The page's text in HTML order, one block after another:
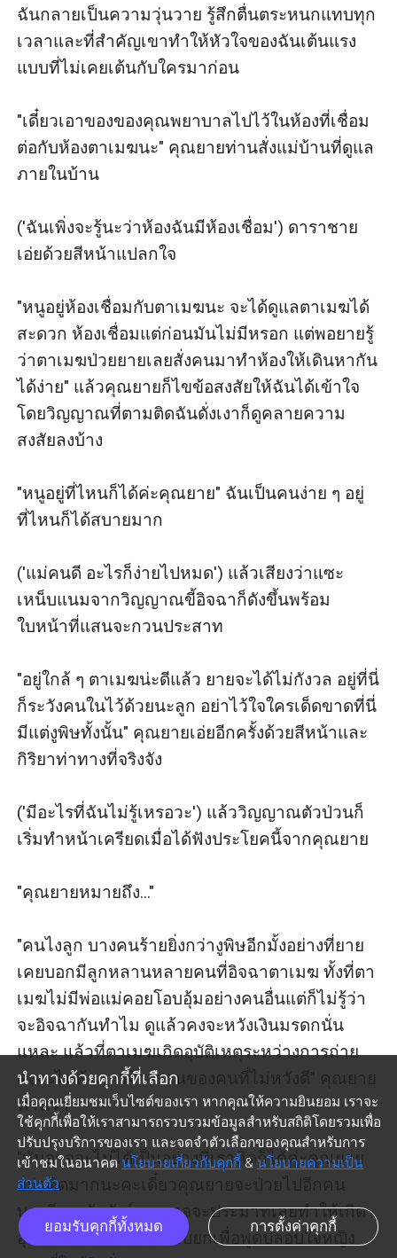
นำทางด้วยคุกกี้ที่เลือก
เมื่อคุณเยี่ยมชมเว็บไซต์ของเรา หากคุณให้ความยินยอม เราจะ
ใช้คุกกี้เพื่อให้เราสามารถรวบรวมข้อมูลสำหรับสถิติโดยรวมเพื่อ
ปรับปรุงบริการของเรา และจดจำตัวเลือกของคุณสำหรับการ
เข้าชมในอนาคต นโยบายเกี่ยวกับคุกกี้ & นโยบายความเป็น
ส่วนตัว
ยอมรับคุกกี้ทั้งหมด การตั้งค่าคุกกี้
ฉันกลายเป็นความวุ่นวาย รู้สึกตื่นตระหนกแทบทุก
เวลาและที่สำคัญเขาทำให้หัวใจของฉันเต้นแรง
แบบที่ไม่เคยเต้นกับใครมาก่อน
"เดี๋ยวเอาของของคุณพยาบาลไปไว้ในห้องที่เชื่อม
ต่อกับห้องตาเมฆนะ" คุณยายท่านสั่งแม่บ้านที่ดูแล
ภายในบ้าน
('ฉันเพิ่งจะรู้นะว่าห้องฉันมีห้องเชื่อม') ดาราชาย
เอ่ยด้วยสีหน้าแปลกใจ
"หนูอยู่ห้องเชื่อมกับตาเมฆนะ จะได้ดูแลตาเมฆได้
สะดวก ห้องเชื่อมแต่ก่อนมันไม่มีหรอก แต่พอยายรู้
ว่าตาเมฆป่วยยายเลยสั่งคนมาทำห้องให้เดินหากัน
ได้ง่าย" แล้วคุณยายก็ไขข้อสงสัยให้ฉันได้เข้าใจ
โดยวิญญาณที่ตามติดฉันดั่งเงาก็ดูคลายความ
สงสัยลงบ้าง
"หนูอยู่ที่ไหนก็ได้ค่ะคุณยาย" ฉันเป็นคนง่าย ๆ อยู่
ที่ไหนก็ได้สบายมาก
('แม่คนดี อะไรก็ง่ายไปหมด') แล้วเสียงว่าแซะ
เหน็บแนมจากวิญญาณขี้อิจฉาก็ดังขึ้นพร้อม
ใบหน้าที่แสนจะกวนประสาท
"อยู่ใกล้ ๆ ตาเมฆน่ะดีแล้ว ยายจะได้ไม่กังวล อยู่ที่นี่
ก็ระวังคนในไว้ด้วยนะลูก อย่าไว้ใจใครเด็ดขาดที่นี่
มีแต่งูพิษทั้งนั้น" คุณยายเอ่ยอีกครั้งด้วยสีหน้าและ
กิริยาท่าทางที่จริงจัง
('มีอะไรที่ฉันไม่รู้เหรอวะ') แล้ววิญญาณตัวป่วนก็
เริ่มทำหน้าเครียดเมื่อได้ฟังประโยคนี้จากคุณยาย
"คุณยายหมายถึง..."
"คนไงลูก บางคนร้ายยิ่งกว่างูพิษอีกมั้งอย่างที่ยาย
เคยบอกมีลูกหลานหลายคนที่อิจฉาตาเมฆ ทั้งที่ตา
เมฆไม่มีพ่อแม่คอยโอบอุ้มอย่างคนอื่นแต่ก็ไม่รู้ว่า
จะอิจฉากันทำไม ดูแล้วคงจะหวังเงินมรดกนั่น
แหละ แล้วที่ตาเมฆเกิดอุบัติเหตุระหว่างการถ่าย
คงจะไม่พ้นการจ้างวานของคนที่ไม่หวังดี" คุณยาย
ท่านว่า
"มันอาจจะไม่ได้เป็นอย่างที่เราคิดก็ได้ค่ะคุณยาย
อย่าคิดมากนะคะเดี๋ยวคุณยายจะป่วยไปอีกคน
บางทีคุณบัลลังก์เขาอาจจะประมาทเลยทำให้เกิด
อุบัติไงคะ" ฉันหาข้อหยิบยกเพื่อพูดปลอบใจหญิง